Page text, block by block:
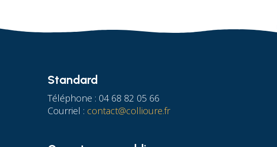
Standard
Téléphone : 04 68 82 05 66
Courriel : contact@collioure.fr